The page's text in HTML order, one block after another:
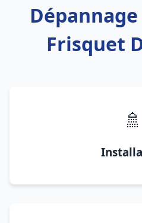
Frisquet
🚿